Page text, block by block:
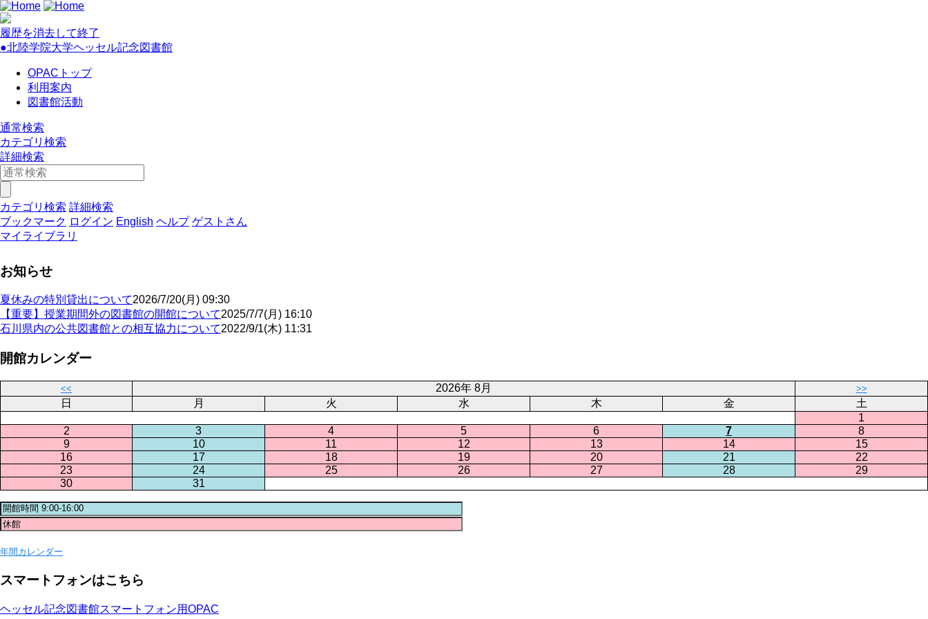
履歴を消去して終了
●北陸学院大学ヘッセル記念図書館
OPACトップ
利用案内
図書館活動
通常検索
カテゴリ検索
詳細検索
カテゴリ検索 詳細検索
ブックマーク ログイン English ヘルプ ゲストさん
マイライブラリ
お知らせ
夏休みの特別貸出について2026/7/20(月) 09:30
【重要】授業期間外の図書館の開館について2025/7/7(月) 16:10
石川県内の公共図書館との相互協力について2022/9/1(木) 11:31
開館カレンダー
<< 2026年 8月 >>
日 月 火 水 木 金
土
1
2
3 4 5 6 7
8
9
10 11 12 13 14
15
16
17 18 19 20 21
22
23
24 25 26 27 28
29
30
31
年間カレンダー
スマートフォンはこちら
ヘッセル記念図書館スマートフォン用OPAC